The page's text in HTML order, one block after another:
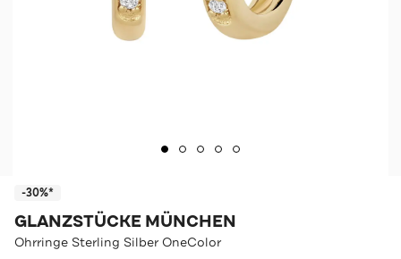
-30%*
GLANZSTÜCKE MÜNCHEN
Ohrringe Sterling Silber OneColor